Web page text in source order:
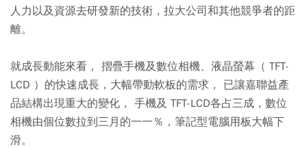
人力以及資源去研發新的技術，拉大公司和其他競爭者的距
離。
就成長動能來看， 摺疊手機及數位相機、液晶螢幕（ TFT-
LCD ）的快速成長，大幅帶動軟板的需求， 已讓嘉聯益產
品結構出現重大的變化， 手機及 TFT-LCD各占三成，數位
相機由個位數拉到三月的一一％，筆記型電腦用板大幅下
滑。